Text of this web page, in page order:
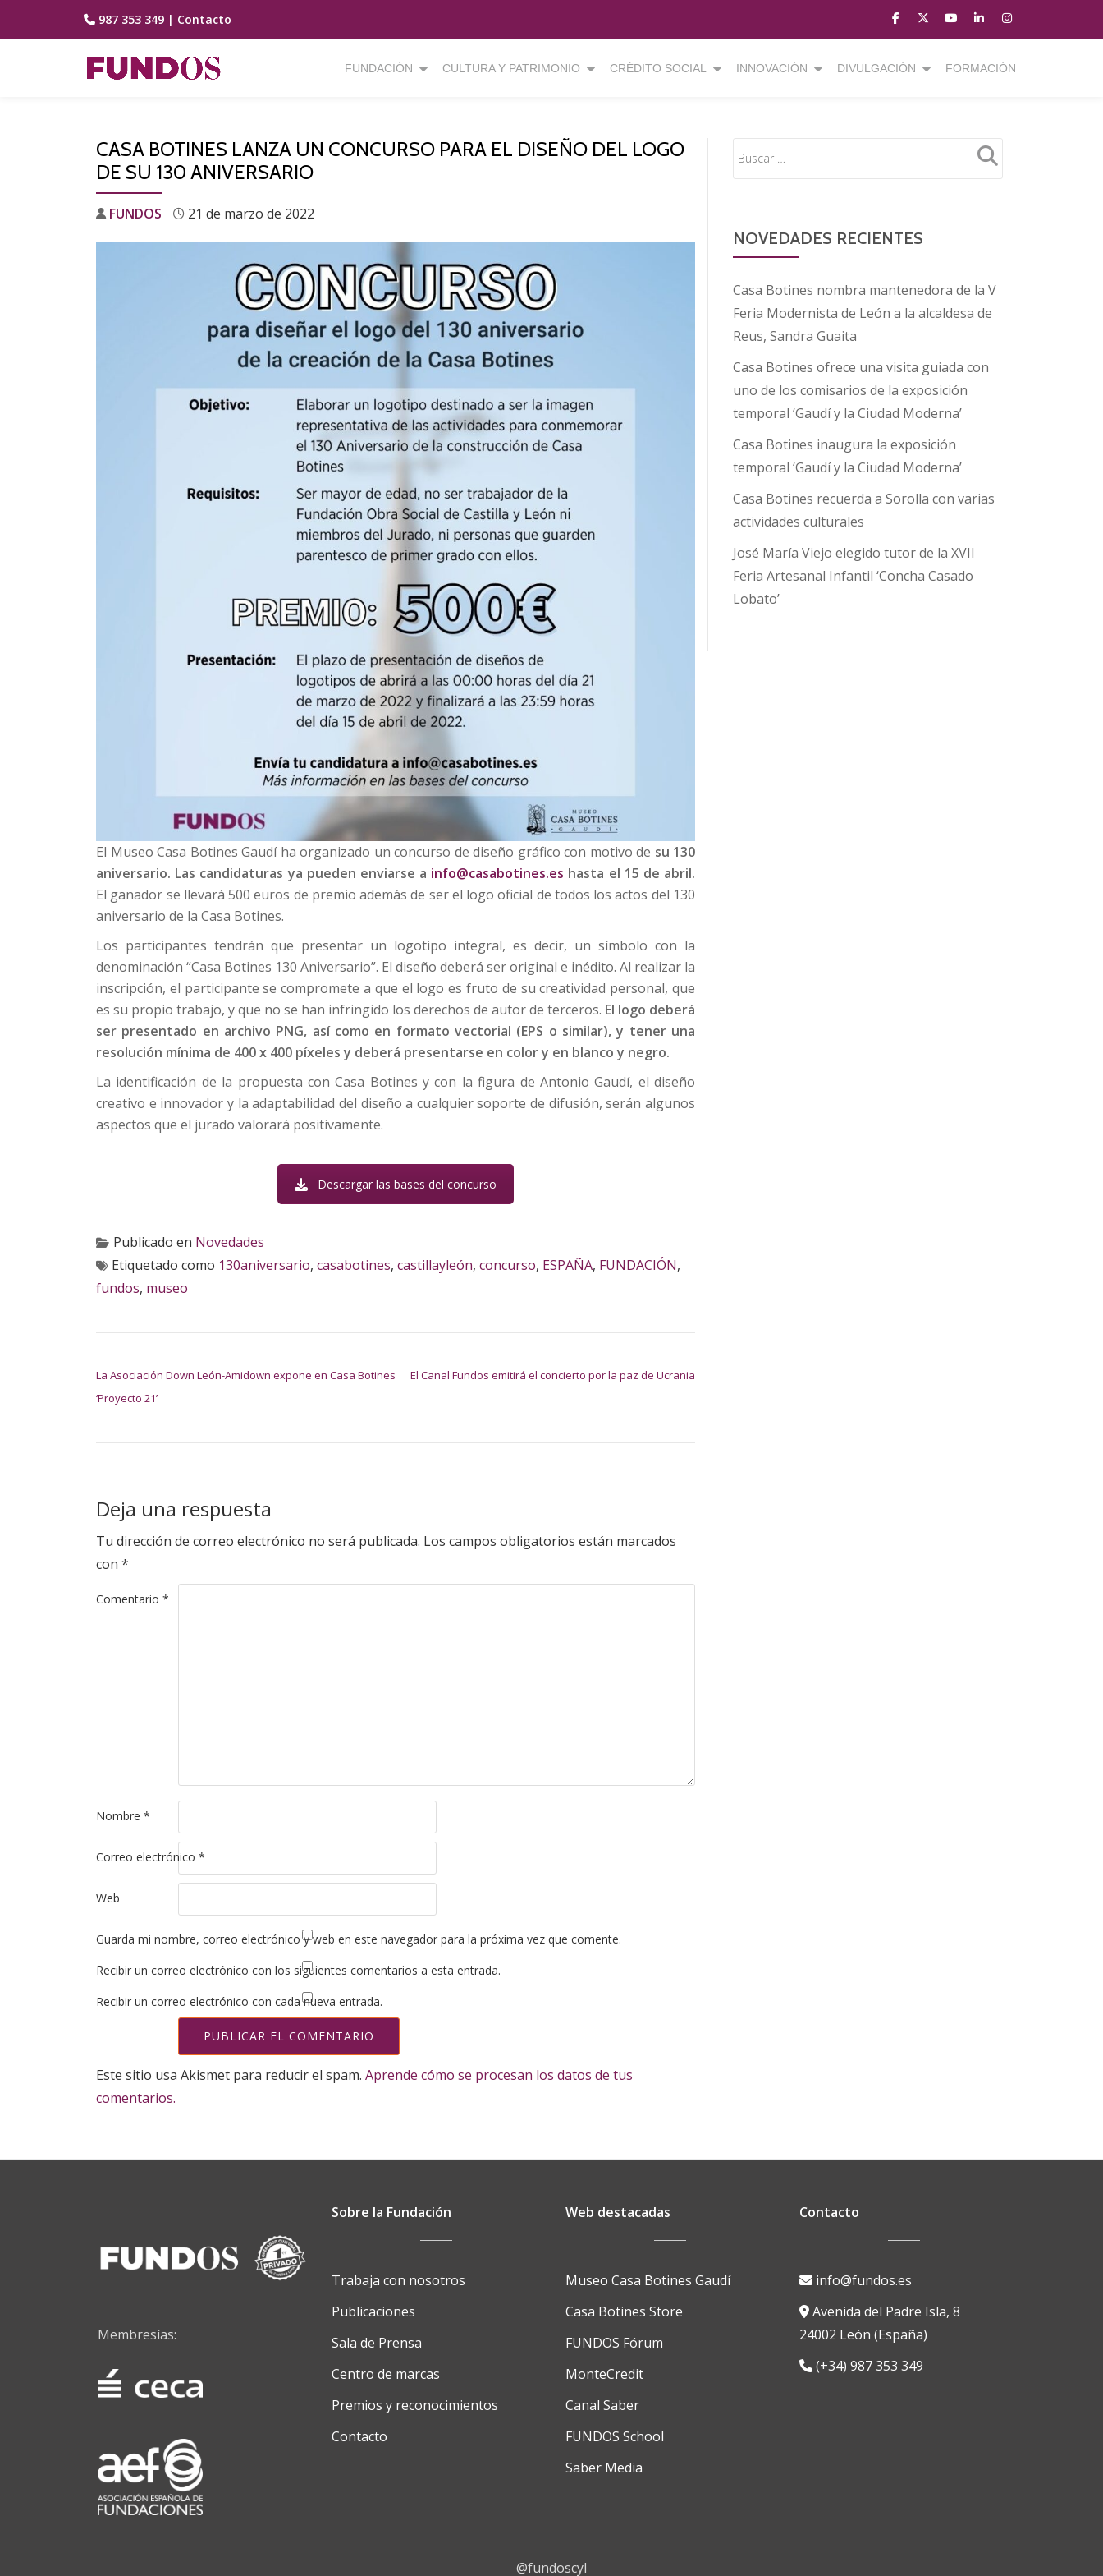
Saltar
987 353 349 | Contacto
fa-
facebook
fa-
brands
fa-
fa-
youtube-
play
fa-
linkedin
fa-
instagram
FUNDACIÓN CULTURA Y PATRIMONIO CRÉDITO SOCIAL INNOVACIÓN DIVULGACIÓN FORMACIÓN
CASA BOTINES LANZA UN CONCURSO PARA EL DISEÑO DEL LOGO
DE SU 130 ANIVERSARIO
FUNDOS 21 de marzo de 2022
El Museo Casa Botines Gaudí ha organizado un concurso de diseño gráfico con motivo de su 130
aniversario. Las candidaturas ya pueden enviarse a info@casabotines.es hasta el 15 de abril.
El ganador se llevará 500 euros de premio además de ser el logo oficial de todos los actos del 130
aniversario de la Casa Botines.
Los participantes tendrán que presentar un logotipo integral, es decir, un símbolo con la
denominación “Casa Botines 130 Aniversario”. El diseño deberá ser original e inédito. Al realizar la
inscripción, el participante se compromete a que el logo es fruto de su creatividad personal, que
es su propio trabajo, y que no se han infringido los derechos de autor de terceros. El logo deberá
ser presentado en archivo PNG, así como en formato vectorial (EPS o similar), y tener una
resolución mínima de 400 x 400 píxeles y deberá presentarse en color y en blanco y negro.
La identificación de la propuesta con Casa Botines y con la figura de Antonio Gaudí, el diseño
creativo e innovador y la adaptabilidad del diseño a cualquier soporte de difusión, serán algunos
aspectos que el jurado valorará positivamente.
Descargar las bases del concurso
Publicado en Novedades
Etiquetado como 130aniversario, casabotines, castillayleón, concurso, ESPAÑA, FUNDACIÓN,
fundos, museo
La Asociación Down León-Amidown expone en Casa Botines
‘Proyecto 21’
El Canal Fundos emitirá el concierto por la paz de Ucrania
Deja una respuesta
Tu dirección de correo electrónico no será publicada. Los campos obligatorios están marcados
con *
Comentario *
Nombre *
Correo electrónico *
Web
Guarda mi nombre, correo electrónico y web en este navegador para la próxima vez que comente.
Recibir un correo electrónico con los siguientes comentarios a esta entrada.
Recibir un correo electrónico con cada nueva entrada.
Este sitio usa Akismet para reducir el spam. Aprende cómo se procesan los datos de tus
comentarios.
NOVEDADES RECIENTES
Casa Botines nombra mantenedora de la V
Feria Modernista de León a la alcaldesa de
Reus, Sandra Guaita
Casa Botines ofrece una visita guiada con
uno de los comisarios de la exposición
temporal ‘Gaudí y la Ciudad Moderna’
Casa Botines inaugura la exposición
temporal ‘Gaudí y la Ciudad Moderna’
Casa Botines recuerda a Sorolla con varias
actividades culturales
José María Viejo elegido tutor de la XVII
Feria Artesanal Infantil ‘Concha Casado
Lobato’
Membresías:
Sobre la Fundación
Trabaja con nosotros
Publicaciones
Sala de Prensa
Centro de marcas
Premios y reconocimientos
Contacto
Web destacadas
Museo Casa Botines Gaudí
Casa Botines Store
FUNDOS Fórum
MonteCredit
Canal Saber
FUNDOS School
Saber Media
Contacto
info@fundos.es
Avenida del Padre Isla, 8
24002 León (España)
(+34) 987 353 349
@fundoscyl